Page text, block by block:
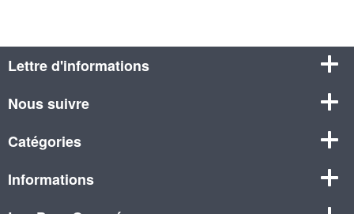
Lettre d'informations
Nous suivre
Catégories
Informations